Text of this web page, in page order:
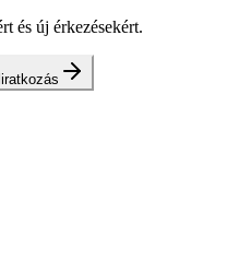
és új érkezésekért.